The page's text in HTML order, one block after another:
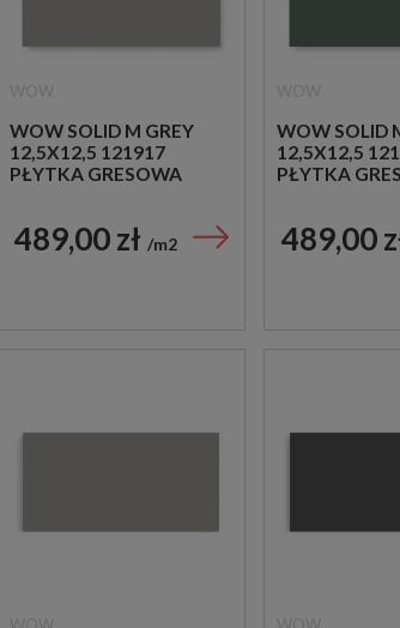
WOW SOLID M GREY
12,5X12,5 121917
PŁYTKA GRESOWA
489,00 zł m2
WOW SOLID
12,5X12,5
PŁYTKA
489,00